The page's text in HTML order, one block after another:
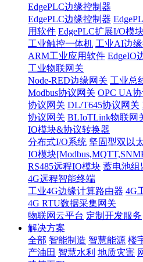
EdgePLC边缘控制器
EdgePLC边缘控制器
用软件 EdgePLC扩展I/O模
工业触控一体机 工业AI边
ARM工业应用软件 EdgeIO
工业物联网关
Node-RED边缘网关 工业总
Modbus协议网关 OPC UA
协议网关 DL/T645协议网关
协议网关 BLIoTLink物联网
IO模块&协议转换器
分布式I/O系统 坚固型双以
IO模块
RS485远程IO模块 蓄电池组
4G远程智能终端
工业4G边缘计算路由器 4G
4G RTU数据采集网关
物联网云平台 定制开发服务
解决方案
全部 智能制造 智慧能源 楼
产油田 智慧水利 地质灾害